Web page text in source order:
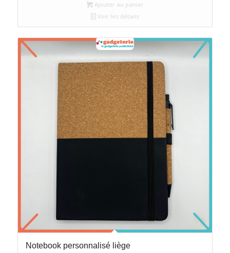
Ajouter au panier
Voir les détails
Notebook personnalisé liège